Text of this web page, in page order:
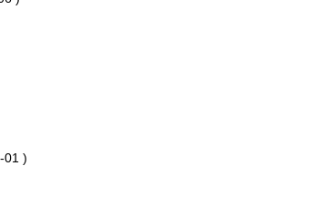
01 )